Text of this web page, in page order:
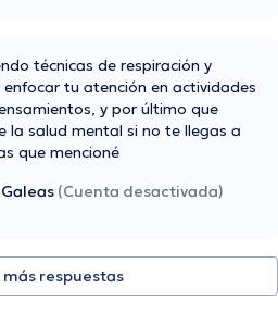
técnicas de respiración y
tu atención en actividades
y por último que
la salud mental si no te llegas a
que mencioné
(Cuenta desactivada)
respuestas